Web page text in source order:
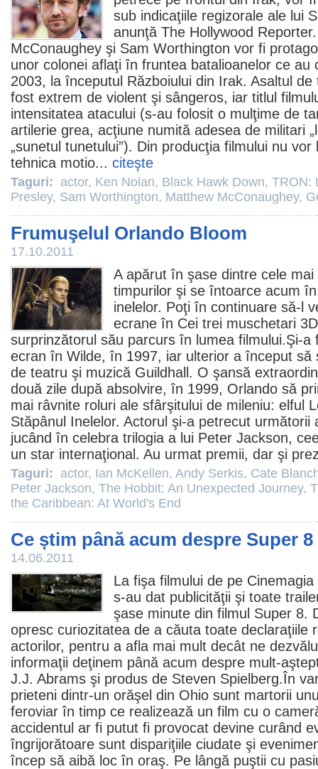
sub indicaţiile regizorale ale lui
anunţă The Hollywood
McConaughey şi Sam Worthington vor fi
unor colonei aflaţi în fruntea batalioanelor ce au
2003, la începutul Războiului din Irak. Asaltul
fost extrem de violent şi sângeros, iar titlul
intensitatea atacului (s-au folosit o mulţime de
artilerie grea, acţiune numită adesea de militari
„sunetul tunetului”). Din producţia filmului nu
tehnica motio... citeşte
Taguri: actor, Ken Nolan, Black Hawk Down, TRON:
Presley, Sam Worthington, Matthew McConaughey,
Frumuşelul Orlando Bloom
17.10.2011
A apărut în şase dintre cele
timpurilor şi se întoarce acum
inelelor. Poţi în continuare să-l
ecrane în Cei trei muschetari
surprinzătorul său parcurs în lumea filmului.Şi-a
ecran în Wilde, în 1997, iar ulterior a început să
de teatru şi muzică Guildhall. O şansă
două zile după absolvire, în 1999, Orlando să
mai râvnite roluri ale sfârşitului de mileniu: elful
Stăpânul Inelelor. Actorul şi-a petrecut următorii
jucând în celebra trilogia a lui Peter Jackson,
un star internaţional. Au urmat premii, dar şi
Taguri: actor, Ian McKellen, Andy Serkis, Cate
Peter Jackson, The Hobbit: An Unexpected Journey,
the Caribbean: At World's End
Ce știm până acum despre Super 8
14.06.2011
La fişa filmului de pe
s-au dat publicităţii şi toate
şase minute din filmul Super 8.
opresc curiozitatea de a căuta toate declaraţiile
actorilor, pentru a afla mai mult decât ne
informaţii deţinem până acum despre mult-
J.J. Abrams şi produs de Steven Spielberg.În
prieteni dintr-un orăşel din Ohio sunt martorii
feroviar în timp ce realizează un film cu o
accidentul ar fi putut fi provocat devine curând
îngrijorătoare sunt dispariţiile ciudate şi
încep să aibă loc în oraş. Pe lângă puştii cu